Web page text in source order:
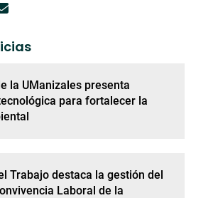
la UManizales presenta
para fortalecer la
Trabajo destaca la gestión del
Laboral de la